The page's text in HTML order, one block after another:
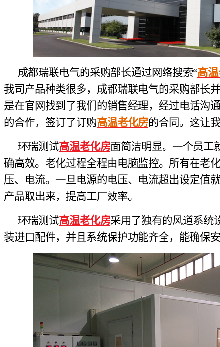
成都瑞联电气的采购部长通过网络搜索“高
我司产品种类很多，成都瑞联电气的采购部长
是在官网找到了我们的销售经理，经过电话沟
的合作，签订了订购高温老化房的合同。这让
环瑞测试高温老化房面简洁明显。一个员工
确高效。老化过程全程由电脑监控。所有在老
压、电流。一旦电源的电压、电流超出设定值
产品取出来，提高工厂效率。
环瑞测试高温老化房采用了独有的风道系统
装进口配件，并且系统保护功能齐全，能确保